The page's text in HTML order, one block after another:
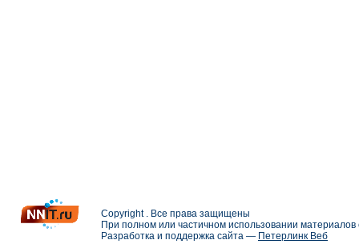
Copyright . Все права защищены
При полном или частичном использовании
Разработка и поддержка сайта — Петерлинк Веб